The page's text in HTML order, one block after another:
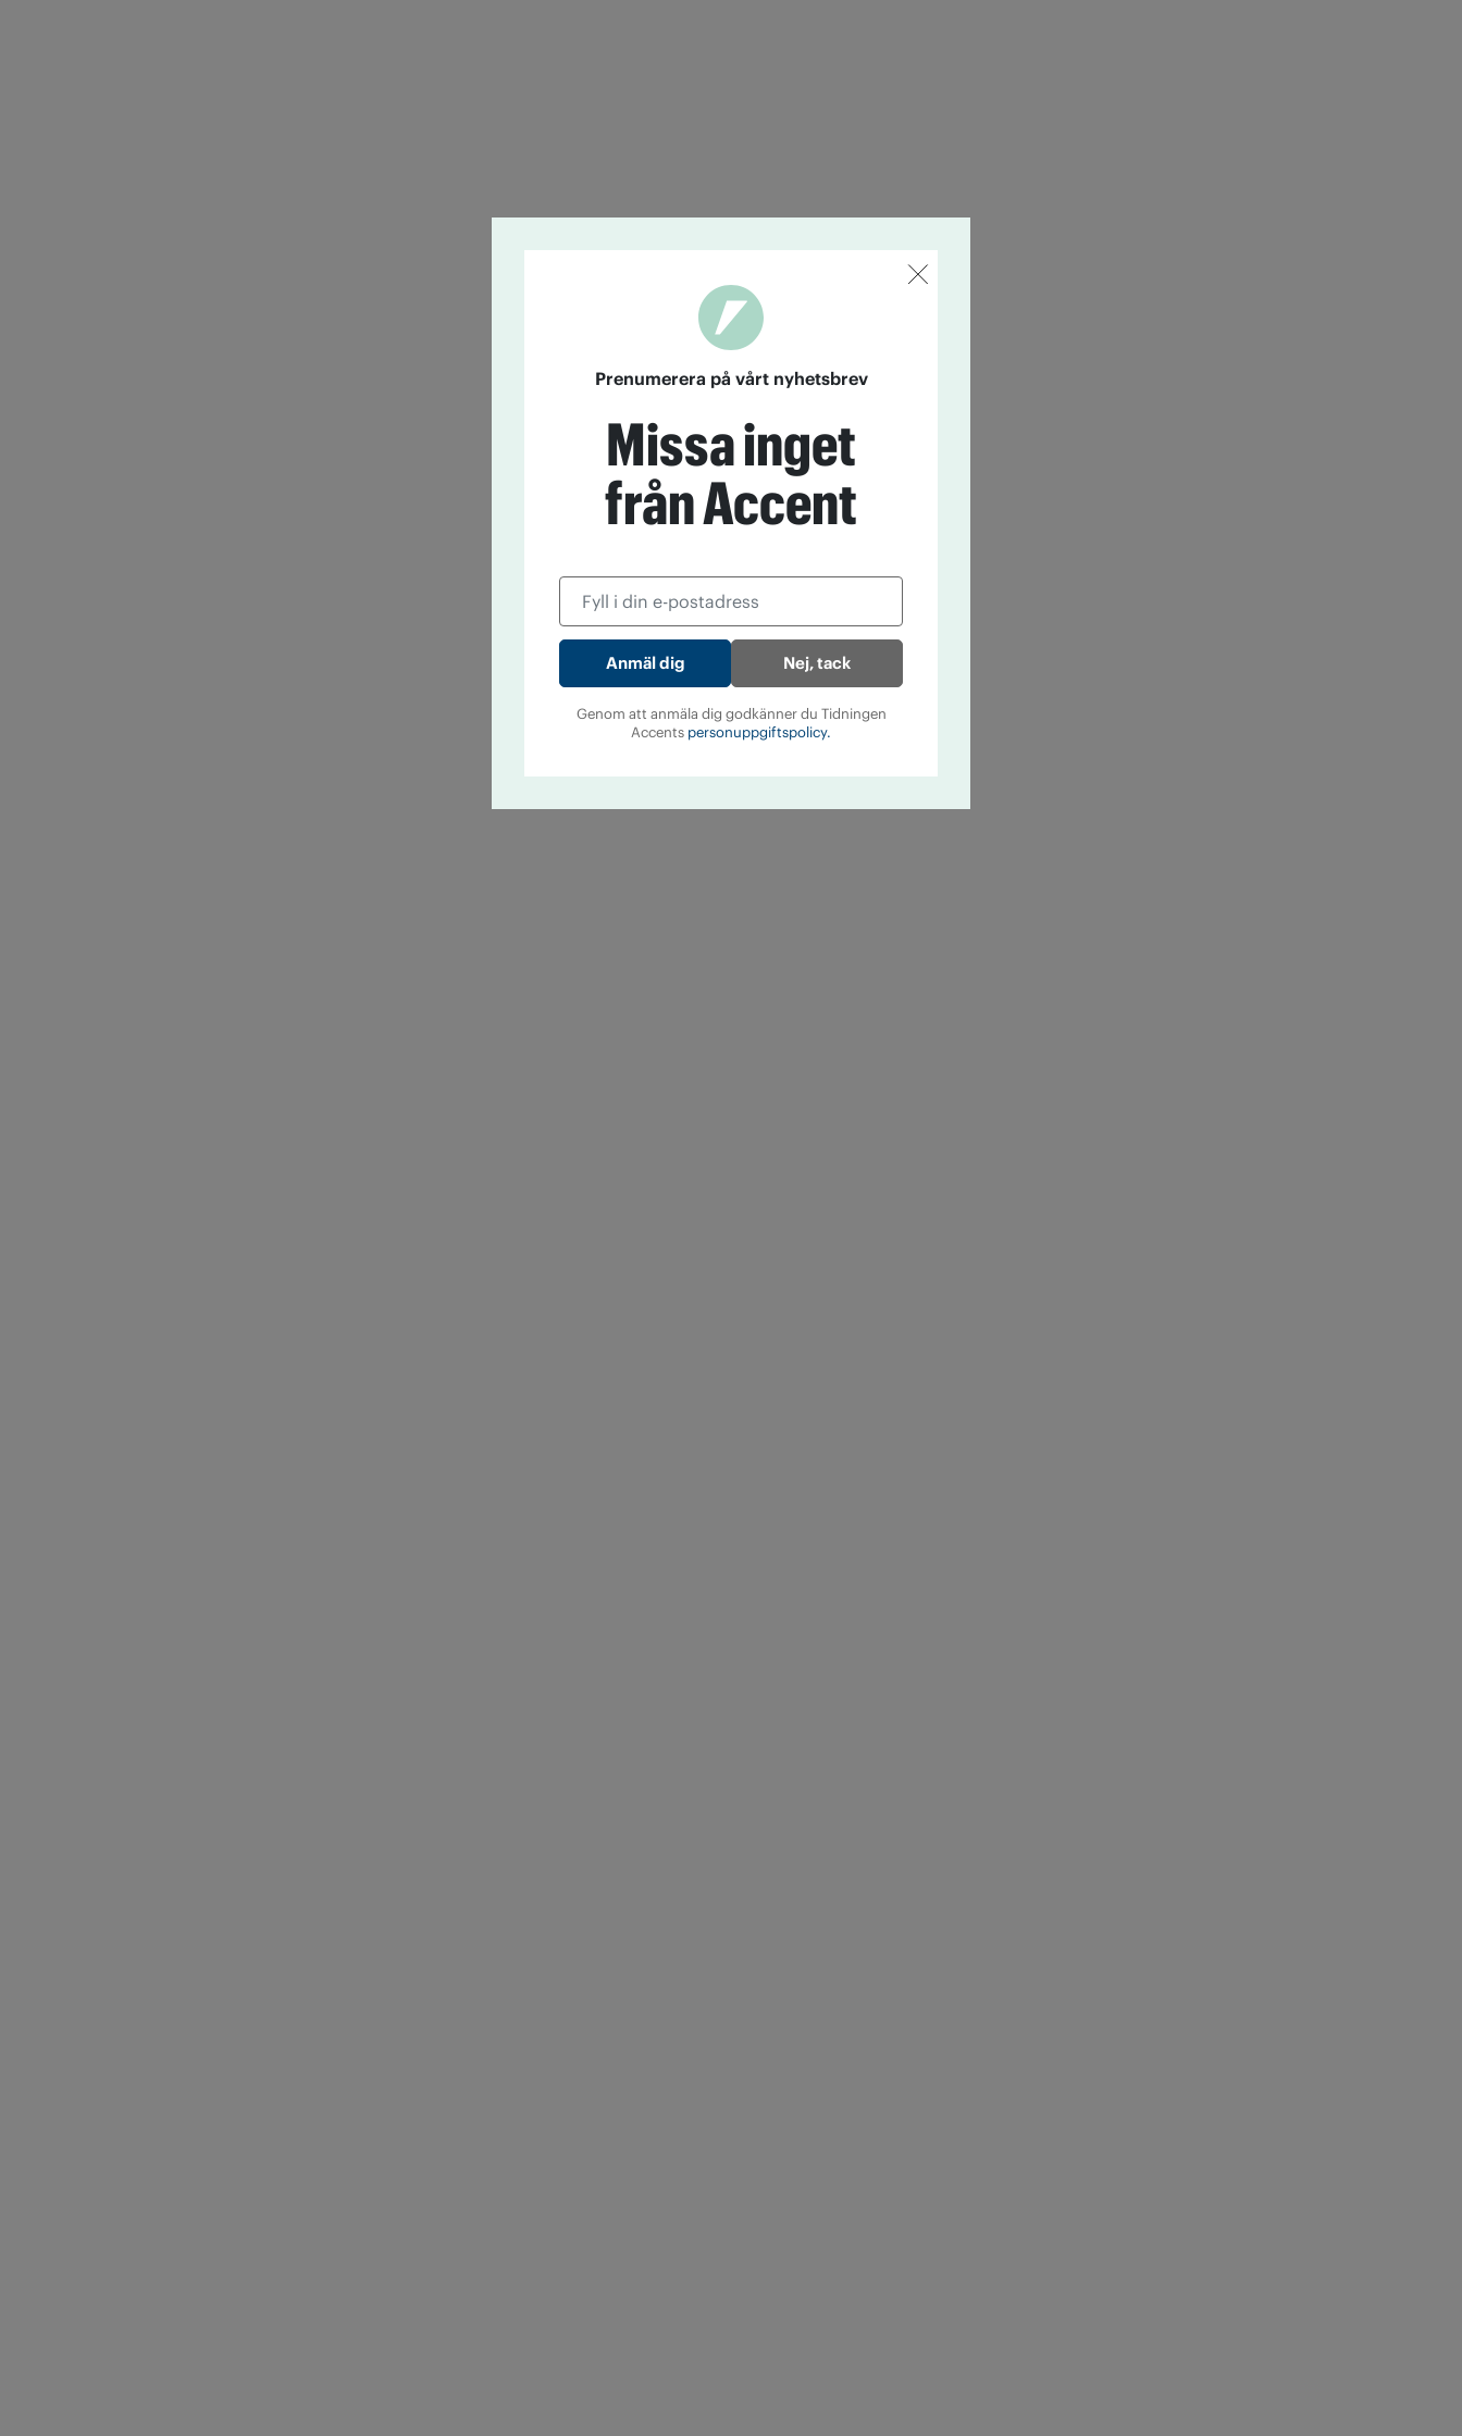
Prenumerera på vårt nyhetsbrev
Missa inget
från Accent
Nej, tack
Genom att anmäla dig godkänner du Tidningen
Accents personuppgiftspolicy.